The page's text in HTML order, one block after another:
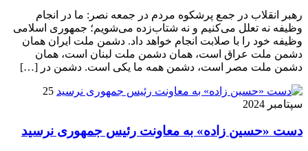
رهبر انقلاب در جمع پرشکوه مردم در جمعه نصر: ما در انجام
وظیفه نه تعلل می‌کنیم و نه شتاب‌زده می‌شویم؛ جمهوری اسلامی
وظیفه خود را با صلابت انجام خواهد داد. دشمن ملت ایران همان
دشمن ملت عراق است، همان دشمن ملت لبنان است، همان
دشمن ملت مصر است، دشمن همه ما یکی است. دشمن در […]
25
سپتامبر 2024
دست «حسین زاده» به معاونت رئیس جمهوری نرسید